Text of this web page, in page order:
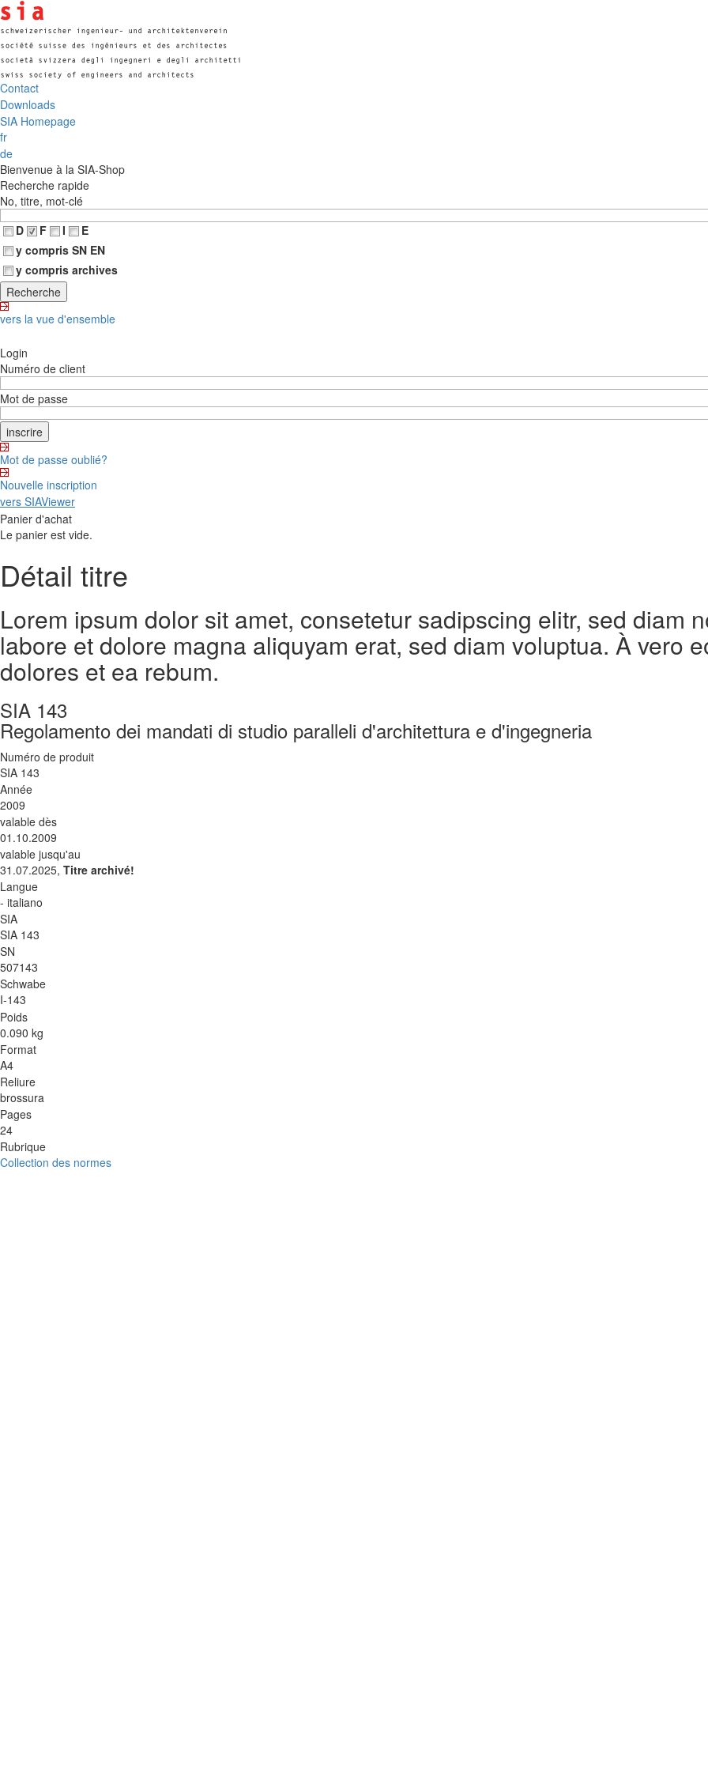
Contact
Downloads
SIA Homepage
fr
de
Bienvenue à la SIA-Shop
Recherche rapide
No, titre, mot-clé
D
F I
E
y compris SN EN
y compris archives
vers la vue d'ensemble
Login
Numéro de client
Mot de passe
Mot de passe oublié?
Nouvelle inscription
vers SIAViewer
Panier d'achat
Le panier est vide.
Détail titre
Lorem ipsum dolor sit amet, consetetur sadipscing elitr, sed diam
labore et dolore magna aliquyam erat, sed diam voluptua. À vero
dolores et ea rebum.
SIA 143
Regolamento dei mandati di studio paralleli d'architettura e d'ingegneria
Numéro de produit
SIA 143
Année
2009
valable dès
01.10.2009
valable jusqu'au
31.07.2025, Titre archivé!
Langue
- italiano
SIA
SIA 143
SN
507143
Schwabe
I-143
Poids
0.090 kg
Format
A4
Reliure
brossura
Pages
24
Rubrique
Collection des normes